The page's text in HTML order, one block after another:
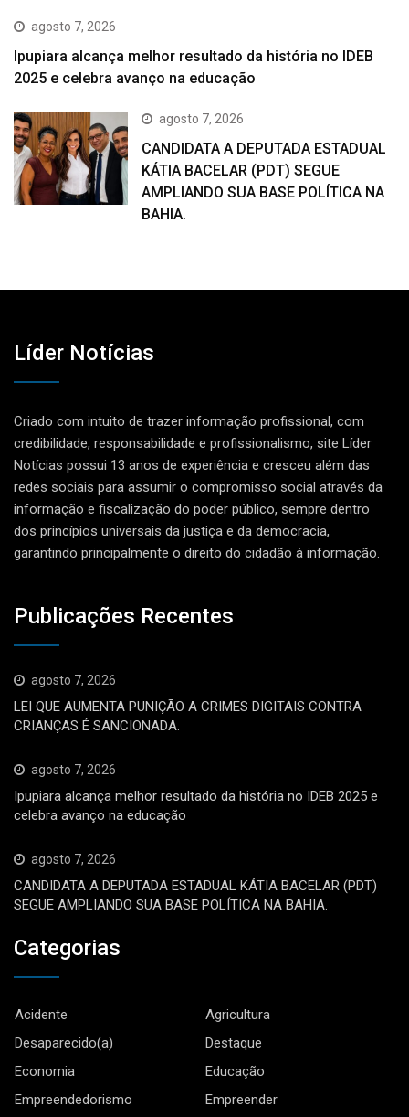
agosto 7, 2026
Ipupiara alcança melhor resultado da história no IDEB
2025 e celebra avanço na educação
agosto 7, 2026
CANDIDATA A DEPUTADA ESTADUAL
KÁTIA BACELAR (PDT) SEGUE
AMPLIANDO SUA BASE POLÍTICA NA
BAHIA.
Líder Notícias
Criado com intuito de trazer informação profissional, com
credibilidade, responsabilidade e profissionalismo, site Líder
Notícias possui 13 anos de experiência e cresceu além das
redes sociais para assumir o compromisso social através da
informação e fiscalização do poder público, sempre dentro
dos princípios universais da justiça e da democracia,
garantindo principalmente o direito do cidadão à informação.
Publicações Recentes
agosto 7, 2026
LEI QUE AUMENTA PUNIÇÃO A CRIMES DIGITAIS CONTRA
CRIANÇAS É SANCIONADA.
agosto 7, 2026
Ipupiara alcança melhor resultado da história no IDEB 2025 e
celebra avanço na educação
agosto 7, 2026
CANDIDATA A DEPUTADA ESTADUAL KÁTIA BACELAR (PDT)
SEGUE AMPLIANDO SUA BASE POLÍTICA NA BAHIA.
Categorias
Acidente
Agricultura
Desaparecido(a)
Destaque
Economia
Educação
Empreendedorismo
Empreender